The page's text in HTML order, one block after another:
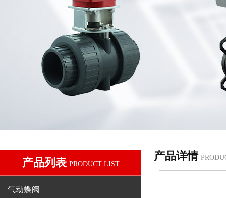
产品列表 PRODUCT LIST
气动蝶阀
产品详情